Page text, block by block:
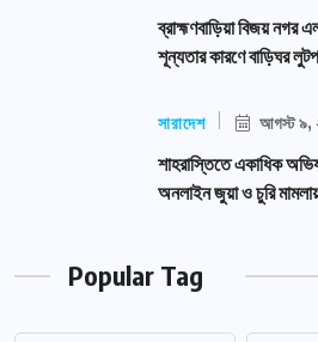
ব্রাহ্মণবাড়িয়া বিজয় নগর
শূন্যতার কারণে বাড়িঘর
সারাদেশ আগস্ট ৯,
শাহরাস্তিতে একাধিক
অনলাইন জুয়া ও চুরি
Popular Tag